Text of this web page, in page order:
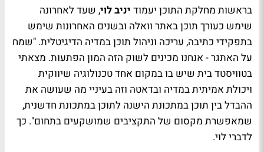
בראשות מחלקת התוכן יעמוד יניב לוי, שעד לאחרונה
שימש כעורך תוכן באתר וואלה ובשנים האחרונות שימש
בתפקידי כתיבה, עריכה וניהול תוכן במדיה הדיגיטלית. "שמח
על האתגר - אנחנו מכינים לשוק הזה המון הפתעות. מצאתי
בטוויסטד בית שיש בו במקום אחד טכנולוגיה שיווקית
ויכולת אמיתית במדיה ובדאטה וזה בעיניי מה שעושה את
ההבדל בין תוכן במתכונת הישנה לתוכן במתכונת חדשנית,
שמאפשרת מקסום של התקציבים שמושקעים בתחום". כך
לדברי לוי.